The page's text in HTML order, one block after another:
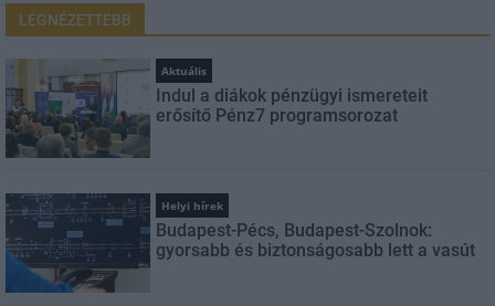
LEGNÉZETTEBB
Aktuális
Indul a diákok pénzügyi ismereteit
erősítő Pénz7 programsorozat
Helyi hírek
Budapest-Pécs, Budapest-Szolnok:
gyorsabb és biztonságosabb lett a vasút